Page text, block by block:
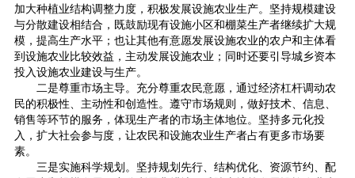
加大种植业结构调整力度，积极发展设施农业生产。坚持规模建设
与分散建设相结合，既鼓励现有设施小区和棚菜生产者继续扩大规
模，提高生产水平；也让其他有意愿发展设施农业的农户和主体看
到设施农业比较效益，主动发展设施农业；同时还要引导城乡资本
投入设施农业建设与生产。
二是尊重市场主导。充分尊重农民意愿，通过经济杠杆调动农
民的积极性、主动性和创造性。遵守市场规则，做好技术、信息、
销售等环节的服务，体现生产者的市场主体地位。坚持多元化投
入，扩大社会参与度，让农民和设施农业生产者占有更多市场要
素。
三是实施科学规划。坚持规划先行、结构优化、资源节约、配